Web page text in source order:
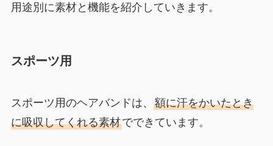
用途別に素材と機能を紹介していきます。
スポーツ用
スポーツ用のヘアバンドは、 額に汗をかいたとき
に吸収してくれる素材でできています。